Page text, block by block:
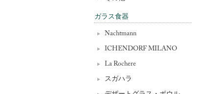
ガラス食器
Nachtmann
ICHENDORF MILANO
La Rochere
スガハラ